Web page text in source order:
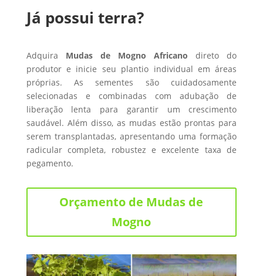
Já possui terra?
Adquira Mudas de Mogno Africano direto do
produtor e inicie seu plantio individual em áreas
próprias. As sementes são cuidadosamente
selecionadas e combinadas com adubação de
liberação lenta para garantir um crescimento
saudável. Além disso, as mudas estão prontas para
serem transplantadas, apresentando uma formação
radicular completa, robustez e excelente taxa de
pegamento.
Orçamento de Mudas de
Mogno